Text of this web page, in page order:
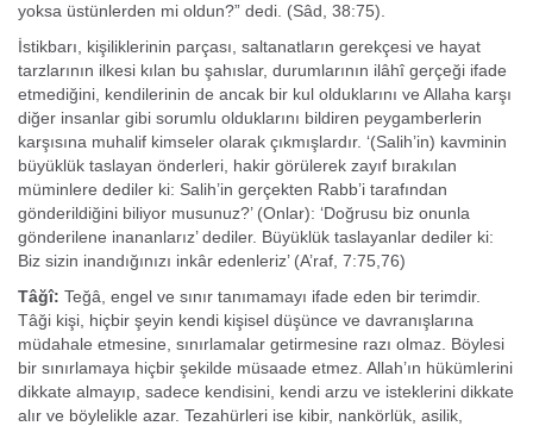
yoksa üstünlerden mi oldun?” dedi. (Sâd, 38:75).
İstikbarı, kişiliklerinin parçası, saltanatların gerekçesi ve hayat
tarzlarının ilkesi kılan bu şahıslar, durumlarının ilâhî gerçeği ifade
etmediğini, kendilerinin de ancak bir kul olduklarını ve Allaha karşı
diğer insanlar gibi sorumlu olduklarını bildiren peygamberlerin
karşısına muhalif kimseler olarak çıkmışlardır. ‘(Salih’in) kavminin
büyüklük taslayan önderleri, hakir görülerek zayıf bırakılan
müminlere dediler ki: Salih’in gerçekten Rabb’i tarafından
gönderildiğini biliyor musunuz?’ (Onlar): ‘Doğrusu biz onunla
gönderilene inananlarız’ dediler. Büyüklük taslayanlar dediler ki:
Biz sizin inandığınızı inkâr edenleriz’ (A’raf, 7:75,76)
Tâğî: Teğâ, engel ve sınır tanımamayı ifade eden bir terimdir.
Tâği kişi, hiçbir şeyin kendi kişisel düşünce ve davranışlarına
müdahale etmesine, sınırlamalar getirmesine razı olmaz. Böylesi
bir sınırlamaya hiçbir şekilde müsaade etmez. Allah’ın hükümlerini
dikkate almayıp, sadece kendisini, kendi arzu ve isteklerini dikkate
alır ve böylelikle azar. Tezahürleri ise kibir, nankörlük, asilik,